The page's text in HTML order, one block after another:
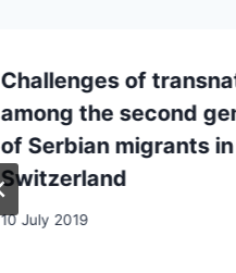
Challenges of
among the second
of Serbian migrants in
Switzerland
10 July 2019